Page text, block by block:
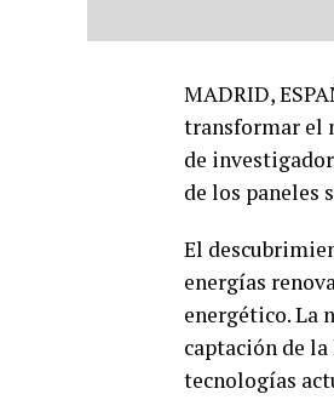
MADRID,
transformar el
de
de los paneles
El
energías
energético. La
captación de
tecnologías